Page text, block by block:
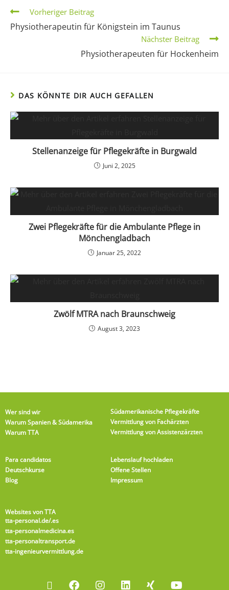
Vorheriger Beitrag
Physiotherapeutin für Königstein im Taunus
Nächster Beitrag
Physiotherapeuten für Hockenheim
DAS KÖNNTE DIR AUCH GEFALLEN
Stellenanzeige für Pflegekräfte in Burgwald
Juni 2, 2025
Zwei Pflegekräfte für die Ambulante Pflege in
Mönchengladbach
Januar 25, 2022
Zwölf MTRA nach Braunschweig
August 3, 2023
Wer sind wir
Warum Spanien & Südamerika
Warum TTA
Südamerikanische Pflegekräfte
Vermittlung von Fachärzten
Vermittlung von Assistenzärzten
Para candidatos
Deutschkurse
Blog
Lebenslauf hochladen
Offene Stellen
Impressum
Websites von TTA
tta-personal.de/.es
tta-personalmedicina.es
tta-personaltransport.de
tta-ingenieurvermittlung.de